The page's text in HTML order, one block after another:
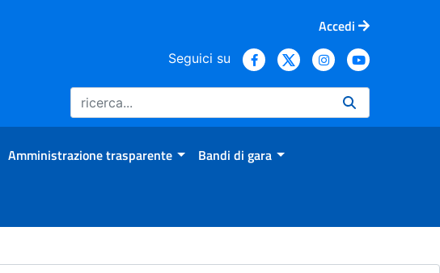
Accedi
Seguici su
Amministrazione trasparente Bandi di gara